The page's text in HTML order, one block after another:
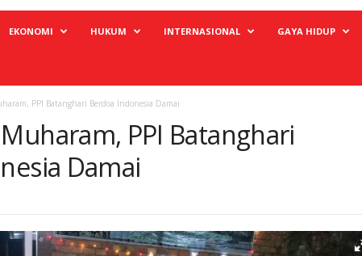
EKONOMI HUKUM INTERNASIONAL GAYA HIDUP
PPI Batanghari Berdoa Indonesia Damai
PPI Batanghari
Damai